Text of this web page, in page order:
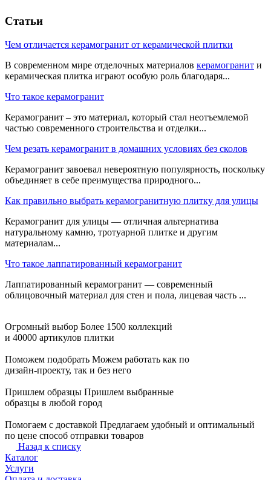
Статьи
Чем отличается керамогранит от керамической плитки
В современном мире отделочных материалов керамогранит и
керамическая плитка играют особую роль благодаря...
Что такое керамогранит
Керамогранит – это материал, который стал неотъемлемой
частью современного строительства и отделки...
Чем резать керамогранит в домашних условиях без сколов
Керамогранит завоевал невероятную популярность, поскольку
объединяет в себе преимущества природного...
Как правильно выбрать керамогранитную плитку для улицы
Керамогранит для улицы — отличная альтернатива
натуральному камню, тротуарной плитке и другим
материалам...
Что такое лаппатированный керамогранит
Лаппатированный керамогранит — современный
облицовочный материал для стен и пола, лицевая часть ...
Огромный выбор Более 1500 коллекций
и 40000 артикулов плитки
Поможем подобрать Можем работать как по
дизайн-проекту, так и без него
Пришлем образцы Пришлем выбранные
образцы в любой город
Помогаем с доставкой Предлагаем удобный и оптимальный
по цене способ отправки товаров
Назад к списку
Каталог
Услуги